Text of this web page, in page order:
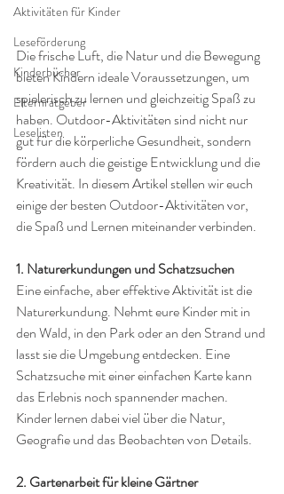
Aktivitäten für Kinder
Leseförderung
Kinderbücher
Elternratgeber
Leselisten
Die frische Luft, die Natur und die Bewegung
bieten Kindern ideale Voraussetzungen, um
spielerisch zu lernen und gleichzeitig Spaß zu
haben. Outdoor-Aktivitäten sind nicht nur
gut für die körperliche Gesundheit, sondern
fördern auch die geistige Entwicklung und die
Kreativität. In diesem Artikel stellen wir euch
einige der besten Outdoor-Aktivitäten vor,
die Spaß und Lernen miteinander verbinden.
1. Naturerkundungen und Schatzsuchen
Eine einfache, aber effektive Aktivität ist die
Naturerkundung. Nehmt eure Kinder mit in
den Wald, in den Park oder an den Strand und
lasst sie die Umgebung entdecken. Eine
Schatzsuche mit einer einfachen Karte kann
das Erlebnis noch spannender machen.
Kinder lernen dabei viel über die Natur,
Geografie und das Beobachten von Details.
2. Gartenarbeit für kleine Gärtner